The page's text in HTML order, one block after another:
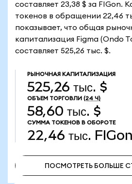
составляет 23,38 $ за FIGon.
токенов в обращении 22,46
показывает, что общая
капитализация Figma (Ondo
составляет 525,26 тыс. $.
РЫНОЧНАЯ КАПИТАЛИЗАЦИЯ
525,26 тыс. $
ОБЪЕМ ТОРГОВЛИ (24 Ч)
58,60 тыс. $
СУММА ТОКЕНОВ В ОБОРОТЕ
22,46 тыс. FIGon
ПОСМОТРЕТЬ БОЛЬШЕ